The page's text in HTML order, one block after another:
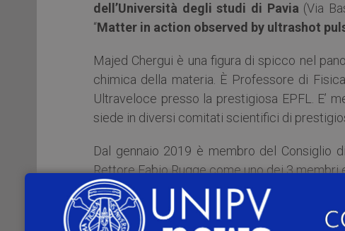
dell’Università degli studi di Pavia (Via
“Matter in action observed by ultrashot
Majed Chergui è una figura di spicco nel
chimica della materia. È Professore di
Ultraveloce presso la prestigiosa EPFL. E’
siede in diversi comitati scientifici di
Dal gennaio 2019 è membro del Consiglio
Rettore Fabio Rugge come uno dei 3 membri
Nella conferenza verranno toccati alcuni
Chergui. L’avvento della tecnologia